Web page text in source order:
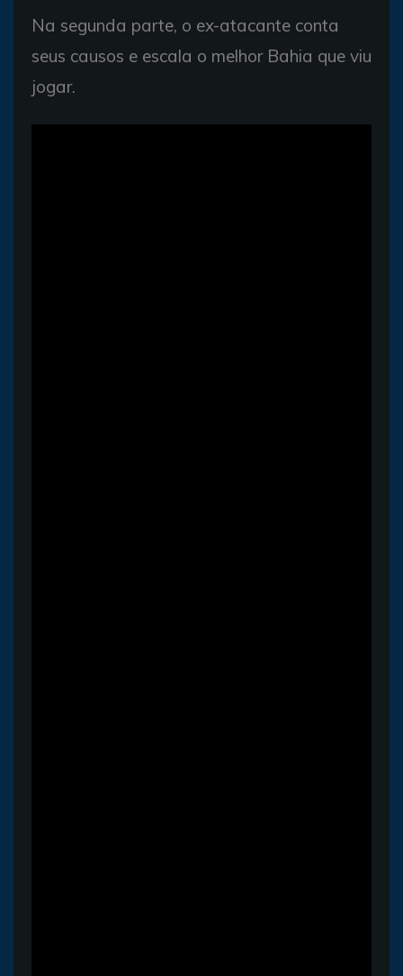
Na segunda parte, o ex-atacante conta
seus causos e escala o melhor Bahia que viu
jogar.